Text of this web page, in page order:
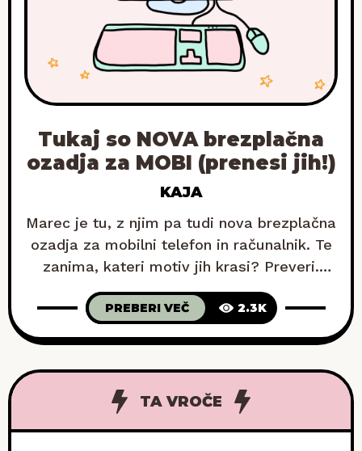
Tukaj so NOVA brezplačna
ozadja za MOBI (prenesi jih!)
KAJA
Marec je tu, z njim pa tudi nova brezplačna
ozadja za mobilni telefon in računalnik. Te
zanima, kateri motiv jih krasi? Preveri.
Potem ko so zaslone mobilnih telefonov in
računalnikov januarja krasili motivacijski
printi z napisom »Super mi gre«, februarja
ki se glasi: »Danes sem hvaležna za
PREBERI VEČ 2.3K
TA VROČE